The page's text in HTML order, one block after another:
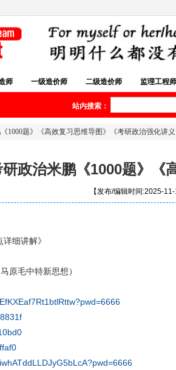
师 一级造价师 二级造价师 监理工程师
站内搜索：
1000题》《高效复习思维导图》《考研政治强化讲义
政治米鹏《1000题》《
【发布/编辑时间:2025-
细讲解》
原毛中特新思想）